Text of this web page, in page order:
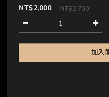
NT$2,700
NT$2,000
加入